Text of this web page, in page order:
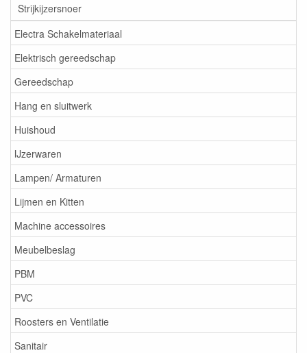
Strijkijzersnoer
Electra Schakelmateriaal
Elektrisch gereedschap
Gereedschap
Hang en sluitwerk
Huishoud
IJzerwaren
Lampen/ Armaturen
Lijmen en Kitten
Machine accessoires
Meubelbeslag
PBM
PVC
Roosters en Ventilatie
Sanitair